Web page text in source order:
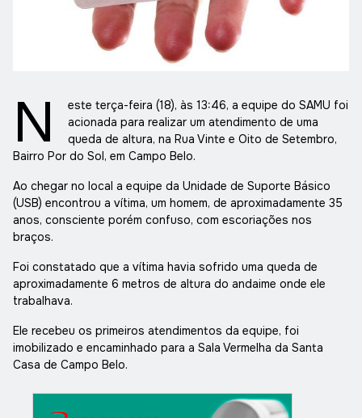
N
este terça-feira (18), às 13:46, a equipe do SAMU foi
acionada para realizar um atendimento de uma
queda de altura, na Rua Vinte e Oito de Setembro,
Bairro Por do Sol, em Campo Belo.
Ao chegar no local a equipe da Unidade de Suporte Básico
(USB) encontrou a vítima, um homem, de aproximadamente 35
anos, consciente porém confuso, com escoriações nos
braços.
Foi constatado que a vítima havia sofrido uma queda de
aproximadamente 6 metros de altura do andaime onde ele
trabalhava.
Ele recebeu os primeiros atendimentos da equipe, foi
imobilizado e encaminhado para a Sala Vermelha da Santa
Casa de Campo Belo.